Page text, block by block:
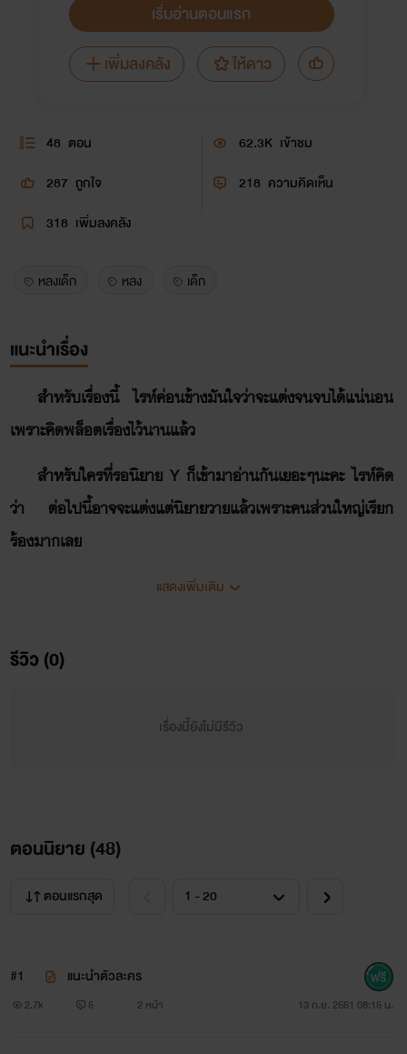
เริ่มอ่านตอนแรก
เพิ่มลงคลัง
ให้ดาว
48 ตอน 62.3K เข้าชม
287 ถูกใจ 218 ความคิดเห็น
318 เพิ่มลงคลัง
หลงเด็ก หลง เด็ก
แนะนำเรื่อง
สำหรับเรื่องนี้ ไรท์ค่อนข้างมันใจว่าจะแต่งจนจบได้แน่นอน
เพราะคิดพล็อตเรื่องไว้นานแล้ว
สำหรับใครที่รอนิยาย Y ก็เข้ามาอ่านกันเยอะๆนะคะ ไรท์คิด
ว่า ต่อไปนี้อาจจะแต่งแต่นิยายวายแล้วเพราะคนส่วนใหญ่เรียก
ร้องมากเลย
¥¥¥¥¥¥¥¥¥¥¥¥¥¥¥¥¥¥¥¥
หัวนอน แต่ในความโชคร้ายก็ยังมีความโชคดีอยู่ เพราะมีผู้ชายคน
“แต่ผม....”
“ครับ ผมจะยอมทำตามที่คุณบอกทุกอย่าง ผมยกร่างกาย
แสดงเพิ่มเติม
รีวิว (0)
เรื่องนี้ยังไม่มีรีวิว
ตอนนิยาย (48)
ตอนแรกสุด
#1 แนะนำตัวละคร
2.7k 5 2 หน้า 13 ก.ย. 2561 08:15 น.